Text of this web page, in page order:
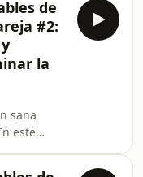
pasado
en
de
#2:
la
sana
este